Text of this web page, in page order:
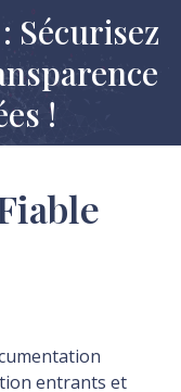
Sécurisez
!
entrants et